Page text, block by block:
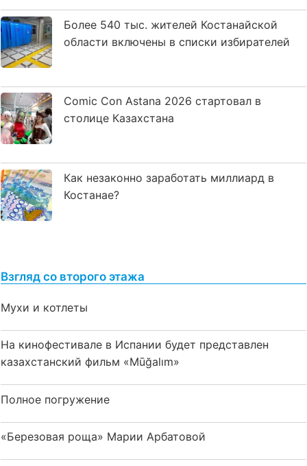
Более 540 тыс. жителей Костанайской
области включены в списки избирателей
Comic Con Astana 2026 стартовал в
столице Казахстана
Как незаконно заработать миллиард в
Костанае?
Взгляд со второго этажа
Мухи и котлеты
На кинофестивале в Испании будет представлен
казахстанский фильм «Mūğalım»
Полное погружение
«Березовая роща» Марии Арбатовой